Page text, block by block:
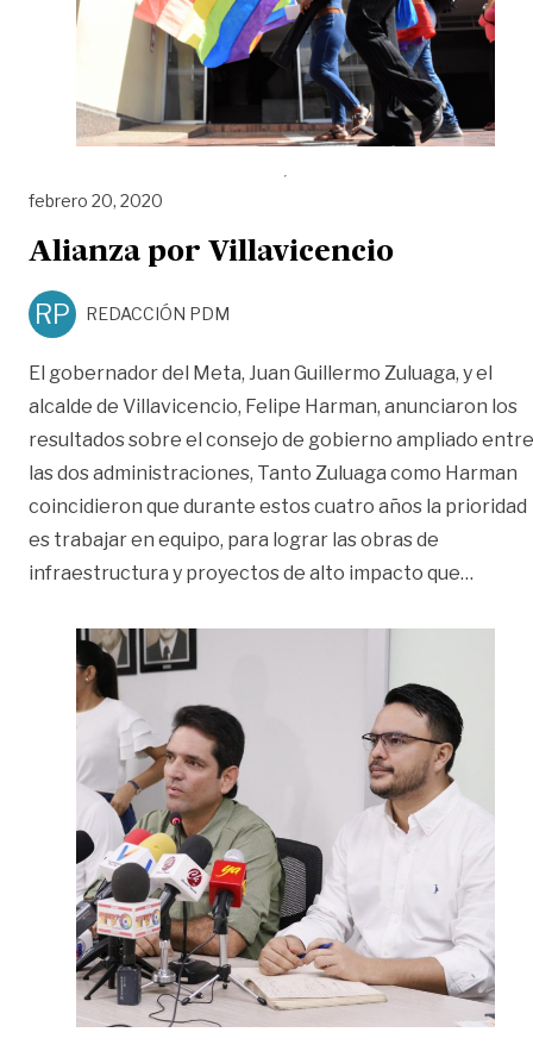
febrero 20, 2020
Alianza por Villavicencio
RP REDACCIÓN PDM
El gobernador del Meta, Juan Guillermo Zuluaga, y el
alcalde de Villavicencio, Felipe Harman, anunciaron los
resultados sobre el consejo de gobierno ampliado entre
las dos administraciones, Tanto Zuluaga como Harman
coincidieron que durante estos cuatro años la prioridad
es trabajar en equipo, para lograr las obras de
infraestructura y proyectos de alto impacto que…